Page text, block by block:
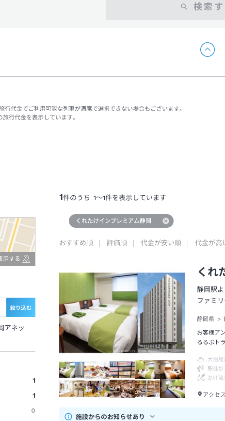
検索す
代金でご利用可能な列車が満席で選択できない場合もございます。
行代金を表示しています。
示する
絞り込む
アネッ
1
1
0
1件のうち 1～1件を表示しています
くれたけインプレミアム静岡アネックス
おすすめ順 評価順 代金が安い順 代金が高
くれ
静岡駅
ファミ
静岡県
お客様ア
るるぶト
大浴場
駅徒歩
かけ流
アクセ
施設からのお知らせあり